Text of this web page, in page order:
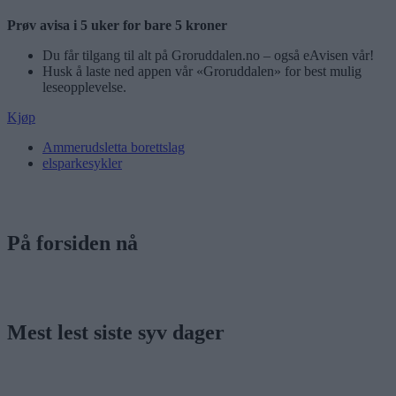
Prøv avisa i 5 uker for bare 5 kroner
Du får tilgang til alt på Groruddalen.no – også eAvisen vår!
Husk å laste ned appen vår «Groruddalen» for best mulig
leseopplevelse.
Kjøp
Ammerudsletta borettslag
elsparkesykler
På forsiden nå
Mest lest siste syv dager